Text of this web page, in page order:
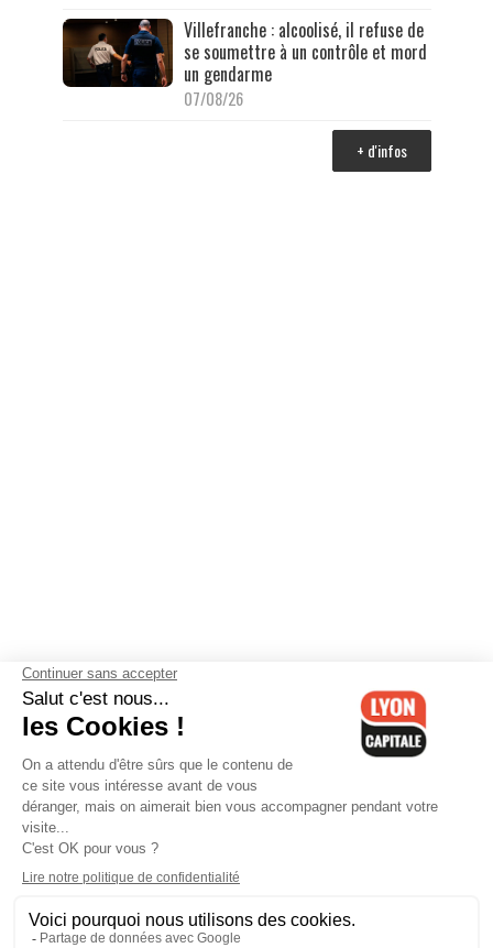
Villefranche : alcoolisé, il refuse de
se soumettre à un contrôle et mord
un gendarme
07/08/26
+ d'infos
Contactez-nous-Mentions légales-CGV-Politique de